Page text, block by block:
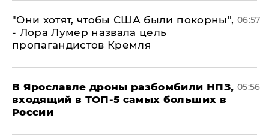
"Они хотят, чтобы США были покорны",
- Лора Лумер назвала цель
пропагандистов Кремля
06:57
В Ярославле дроны разбомбили НПЗ,
входящий в ТОП-5 самых больших в
России
05:56